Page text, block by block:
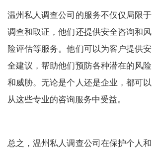
温州私人调查公司的服务不仅仅局限于
调查和取证，他们还提供安全咨询和风
险评估等服务。他们可以为客户提供安
全建议，帮助他们预防各种潜在的风险
和威胁。无论是个人还是企业，都可以
从这些专业的咨询服务中受益。
总之，温州私人调查公司在保护个人和